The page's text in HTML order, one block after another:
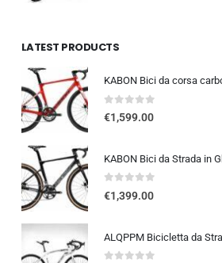
LATEST PRODUCTS
0out of 5
€1,599.00
0out of 5
€1,399.00